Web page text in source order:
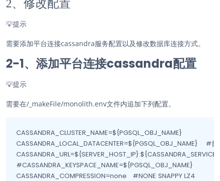
2、修改配置
💡提示
需要添加平台连接cassandra服务配置以及修改数据库连接方式。
2-1、添加平台连接cassandra配置
💡提示
需要在/_makeFile/monolith.env文件内追加下列配置。
CASSANDRA_CLUSTER_NAME=${PGSQL_OBJ_NAME}
CASSANDRA_LOCAL_DATACENTER=${PGSQL_OBJ_NAME}
#CASSANDRA_KEYSPACE_NAME=${PGSQL_OBJ_NAME}
CASSANDRA_COMPRESSION=none   #NONE SNAPPY LZ4